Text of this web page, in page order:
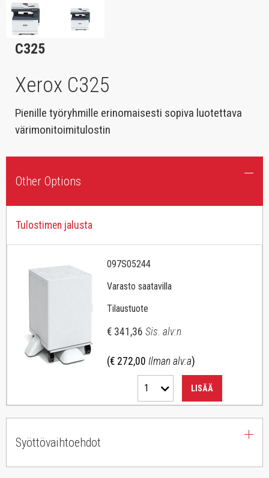
C325
Xerox C325
Pienille työryhmille erinomaisesti sopiva luotettava
värimonitoimitulostin
Other Options
Tulostimen jalusta
097S05244
Varasto saatavilla
Tilaustuote
€ 341,36 Sis. alv:n
(€ 272,00 Ilman alv:a)
1 LISÄÄ
Syöttövaihtoehdot